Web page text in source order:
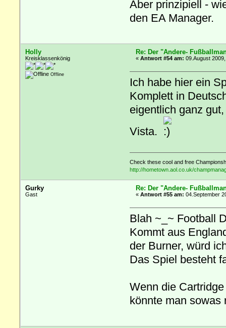
Aber prinzipiell -
den EA Manager.
Holly
Kreisklassenkönig
Offline
Re: Der "Andere-
«Antwort #54 am: 09.August
Ich habe hier ein
Komplett in
eigentlich ganz
Vista.
Check these cool and free
http://hometown.aol.co.uk/
Gurky
Gast
Re: Der "Andere-
«Antwort #55 am: 04.September
Blah ~_~ Football
Kommt aus
der Burner, würd
Das Spiel besteht
Wenn die
könnte man sowas